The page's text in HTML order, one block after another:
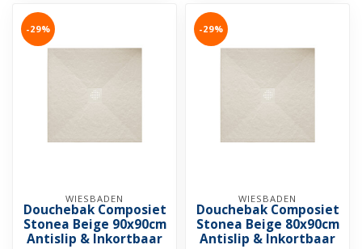
-29%
WIESBADEN
Douchebak Composiet
Stonea Beige 90x90cm
Antislip & Inkortbaar
-29%
WIESBADEN
Douchebak Composiet
Stonea Beige 80x90cm
Antislip & Inkortbaar